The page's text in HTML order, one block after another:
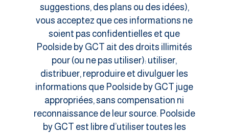
suggestions, des plans ou des idées),
vous acceptez que ces informations ne
soient pas confidentielles et que
Poolside by GCT ait des droits illimités
pour (ou ne pas utiliser): utiliser,
distribuer, reproduire et divulguer les
informations que Poolside by GCT juge
appropriées, sans compensation ni
reconnaissance de leur source. Poolside
by GCT est libre d’utiliser toutes les